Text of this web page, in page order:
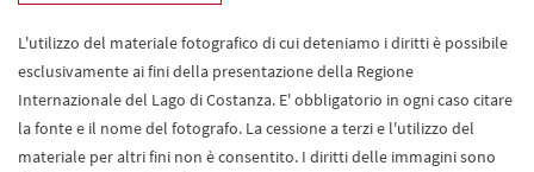
L'utilizzo del materiale fotografico di cui deteniamo i diritti è possibile
esclusivamente ai fini della presentazione della Regione
Internazionale del Lago di Costanza. E' obbligatorio in ogni caso citare
la fonte e il nome del fotografo. La cessione a terzi e l'utilizzo del
materiale per altri fini non è consentito. I diritti delle immagini sono